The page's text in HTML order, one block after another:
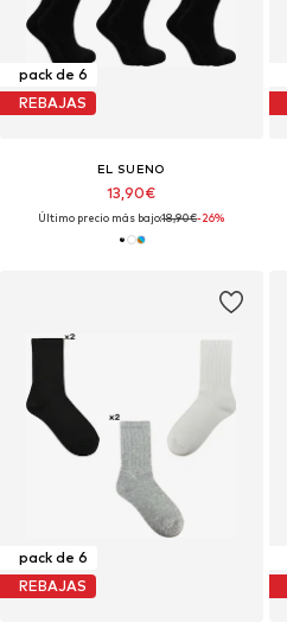
pack de 6
REBAJAS
EL SUENO
13,90€
Último precio más bajo:18,90€-26%
pack de 6
REBAJAS